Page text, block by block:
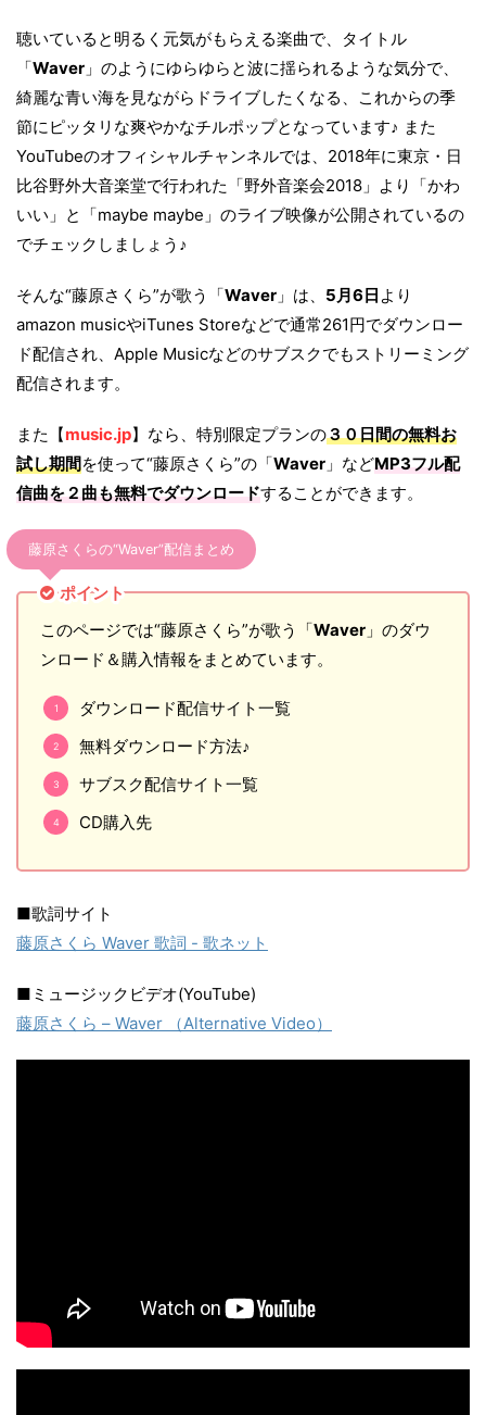
聴いていると明るく元気がもらえる楽曲で、タイトル
「Waver 」のようにゆらゆらと波に揺られるような気分で、
綺麗な青い海を見ながらドライブしたくなる、これからの季
節にピッタリな爽やかなチルポップとなっています♪ また
YouTubeのオフィシャルチャンネルでは、2018年に東京・日
比谷野外大音楽堂で行われた「野外音楽会2018」より「かわ
いい」と「maybe maybe」のライブ映像が公開されているの
でチェックしましょう♪
そんな“藤原さくら”が歌う「Waver 」は、 5月6日 より
amazon musicやiTunes Storeなどで通常261円でダウンロー
ド配信され、Apple Musicなどのサブスクでもストリーミング
配信されます。
また【music.jp】なら、特別限定プランの３０日間の無料お
試し期間を使って“藤原さくら”の「Waver 」などMP3フル配
信曲を２曲も無料でダウンロードすることができます。
藤原さくらの“Waver”配信まとめ
ポイント
このページでは“藤原さくら”が歌う「Waver 」のダウ
ンロード＆購入情報をまとめています。
ダウンロード配信サイト一覧
無料ダウンロード方法♪
サブスク配信サイト一覧
CD購入先
■歌詞サイト
藤原さくら Waver 歌詞 - 歌ネット
■ミュージックビデオ(YouTube)
藤原さくら – Waver （Alternative Video）